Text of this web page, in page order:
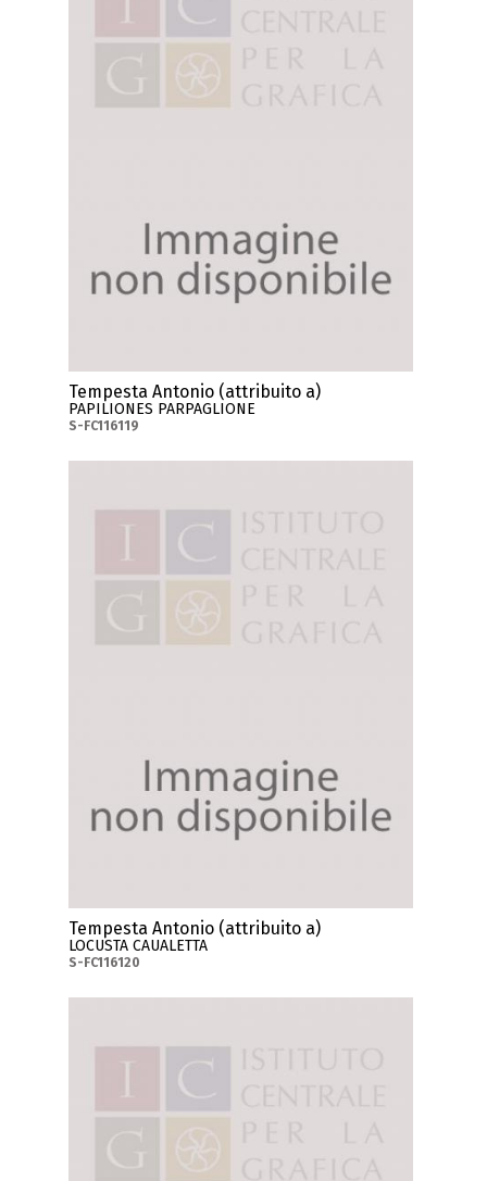
Tempesta Antonio (attribuito a)
PAPILIONES PARPAGLIONE
S-FC116119
Tempesta Antonio (attribuito a)
LOCUSTA CAUALETTA
S-FC116120